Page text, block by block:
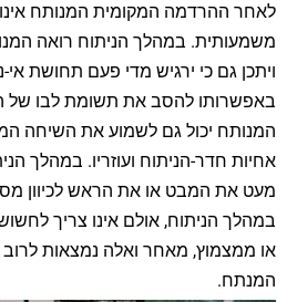
לאחר ההרדמה המקומית המנותח
משמעותית. במהלך הניתוח רואה
ויתכן גם כי ירגיש מדי פעם תחושת אי-
באפשרותו להסב את תשומת לבו של
המנותח יכול גם לשמוע את השיחה
אחיות חדר-הניתוח ועוזריו. במהלך
מעט את המבט או את הראש לכיוון
במהלך הניתוח, אולם אינו צריך
או ממצמוץ, מאחר ואלה נמצאות
המנתח.